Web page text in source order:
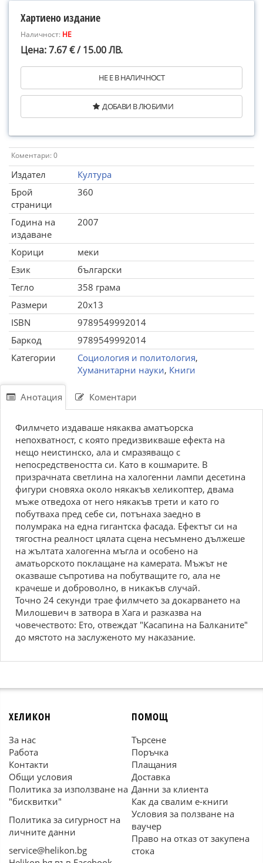
Хартиено издание
Наличност: НЕ
Цена: 7.67 € / 15.00 ЛВ.
НЕ Е В НАЛИЧНОСТ
ДОБАВИ В ЛЮБИМИ
Коментари: 0
Издател
Култура
Брой
страници
360
Година на
издаване
2007
Корици
меки
Език
български
Тегло
358 грама
Размери
20x13
ISBN
9789549992014
Баркод
9789549992014
Категории
Социология и политология,
Хуманитарни науки, Книги
Анотация Коментари
Филмчето издаваше някаква аматъорска
непохватност, с която предизвикваше ефекта на
нещо неистинско, ала и смразяващо с
непосредствеността си. Като в кошмарите. В
призрачната светлина на халогенни лампи десетина
фигури сновяха около някакъв хеликоптер, двама
мъже отведоха от него някакъв трети и като го
побутваха пред себе си, потънаха заедно в
полумрака на една гигантска фасада. Ефектът си на
тягостна реалност цялата сцена несъмнено дължеше
на жълтата халогенна мъгла и особено на
аматьорското поклащане на камерата. Мъжът не
оказваше съпротива на побутващите го, ала не
крачеше и доброволно, в никакъв случай.
Точно 24 секунди трае филмчето за докарването на
Милошевич в затвора в Хага и разказва на
човечеството: Ето, отвеждат "Касапина на Балканите"
до мястото на заслуженото му наказание.
ХЕЛИКОН
За нас
Работа
Контакти
Общи условия
Политика за използване на
"бисквитки"
Политика за сигурност на
личните данни
service@helikon.bg
ПОМОЩ
Търсене
Поръчка
Плащания
Доставка
Данни за клиента
Как да свалим е-книги
Условия за ползване на
ваучер
Право на отказ от закупена
стока